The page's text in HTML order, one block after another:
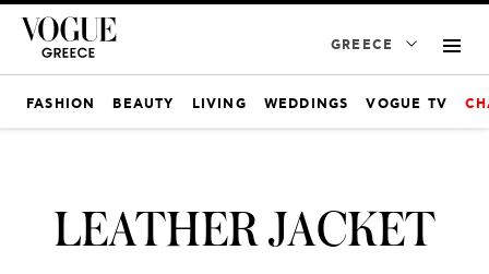
GREECE
FASHION BEAUTY LIVING WEDDINGS VOGUE TV
LEATHER JACKET